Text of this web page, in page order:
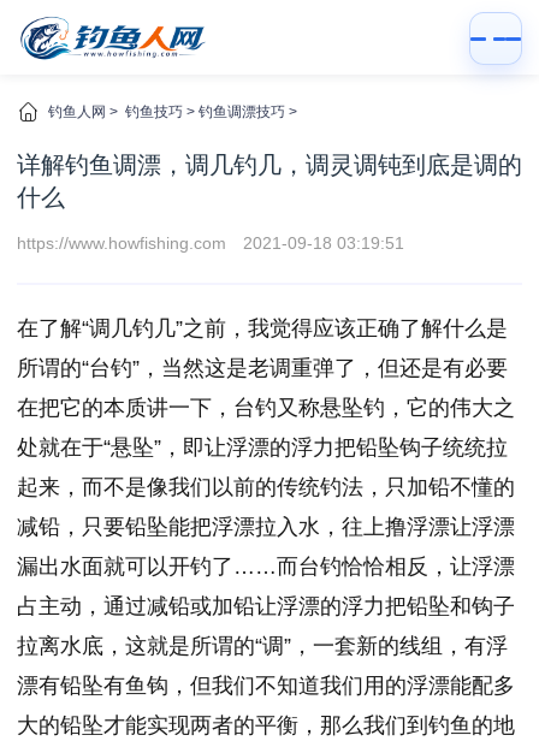
钓鱼人网 > 钓鱼技巧 > 钓鱼调漂技巧 >
详解钓鱼调漂，调几钓几，调灵调钝到底是调的
什么
https://www.howfishing.com 2021-09-18 03:19:51
在了解“调几钓几”之前，我觉得应该正确了解什么是
所谓的“台钓”，当然这是老调重弹了，但还是有必要
在把它的本质讲一下，台钓又称悬坠钓，它的伟大之
处就在于“悬坠”，即让浮漂的浮力把铅坠钩子统统拉
起来，而不是像我们以前的传统钓法，只加铅不懂的
减铅，只要铅坠能把浮漂拉入水，往上撸浮漂让浮漂
漏出水面就可以开钓了……而台钓恰恰相反，让浮漂
占主动，通过减铅或加铅让浮漂的浮力把铅坠和钩子
拉离水底，这就是所谓的“调”，一套新的线组，有浮
漂有铅坠有鱼钩，但我们不知道我们用的浮漂能配多
大的铅坠才能实现两者的平衡，那么我们到钓鱼的地